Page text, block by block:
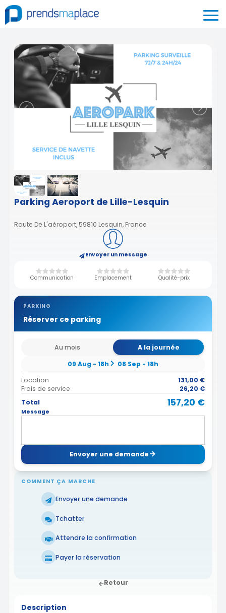
Parking Aeroport de Lille-Lesquin
Route De L'aéroport, 59810 Lesquin, France
Envoyer un message
Communication Emplacement Qualité-prix
PARKING
Réserver ce parking
Au mois
A la journée
09 Aug - 18h
08 Sep - 18h
Location
131,00 €
Frais de service
26,20 €
Total
157,20 €
Message
Envoyer une demande
COMMENT ÇA MARCHE
Envoyer une demande
Tchatter
Attendre la confirmation
Payer la réservation
Retour
Description